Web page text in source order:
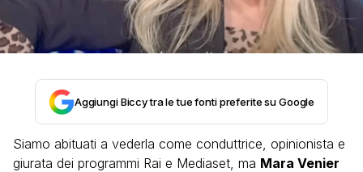
Aggiungi Biccy tra le tue fonti preferite su Google
Siamo abituati a vederla come conduttrice, opinionista e
giurata dei programmi Rai e Mediaset, ma Mara Venier